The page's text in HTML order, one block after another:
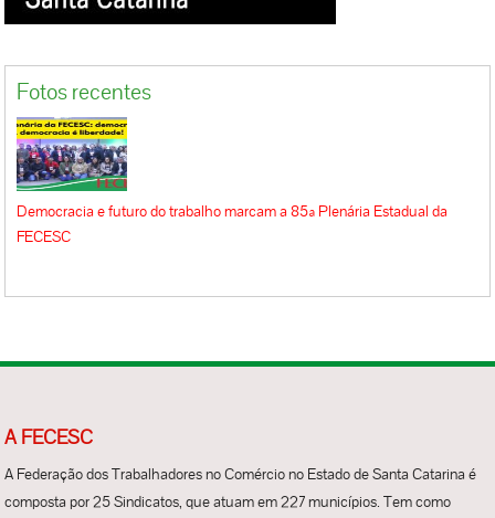
Fotos recentes
Democracia e futuro do trabalho marcam a 85ª Plenária Estadual da
FECESC
A FECESC
A Federação dos Trabalhadores no Comércio no Estado de Santa Catarina é
composta por 25 Sindicatos, que atuam em 227 municípios. Tem como